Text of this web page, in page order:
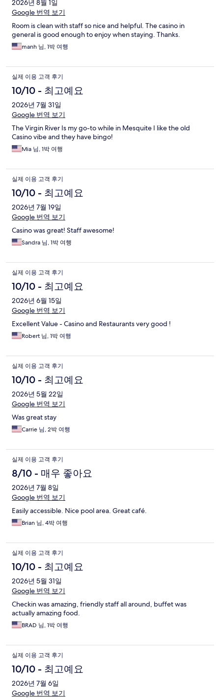
2026년 8월 1일
Google 번역 보기
Room is clean with staff so nice and helpful. The casino in
general is good enough to enjoy when staying. Thanks.
manh 님, 1박 여행
실제 이용 고객 후기
10/10 - 최고예요
2026년 7월 31일
Google 번역 보기
The Virgin River Is my go-to while in Mesquite I like the old
Casino vibe and they have bingo!
Mia 님, 1박 여행
실제 이용 고객 후기
10/10 - 최고예요
2026년 7월 19일
Google 번역 보기
Casino was great! Staff awesome!
Sandra 님, 1박 여행
실제 이용 고객 후기
10/10 - 최고예요
2026년 6월 15일
Google 번역 보기
Excellent Value - Casino and Restaurants very good !
Robert 님, 1박 여행
실제 이용 고객 후기
10/10 - 최고예요
2026년 5월 22일
Google 번역 보기
Was great stay
Carrie 님, 2박 여행
실제 이용 고객 후기
8/10 - 매우 좋아요
2026년 7월 8일
Google 번역 보기
Easily accessible. Nice pool area. Great café.
Brian 님, 4박 여행
실제 이용 고객 후기
10/10 - 최고예요
2026년 5월 31일
Google 번역 보기
Checkin was amazing, friendly staff all around, buffet was
actually amazing food.
BRAD 님, 1박 여행
실제 이용 고객 후기
10/10 - 최고예요
2026년 7월 6일
Google 번역 보기